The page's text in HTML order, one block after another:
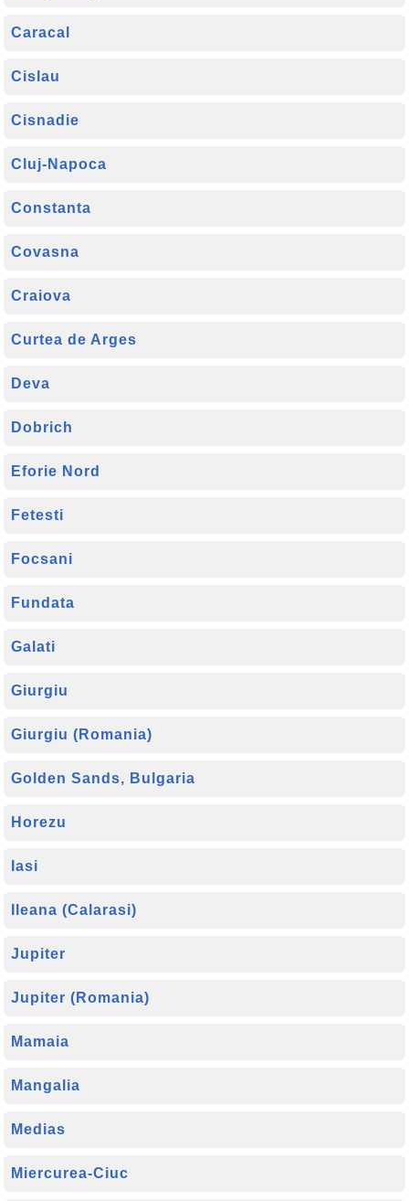
Caracal
Cislau
Cisnadie
Cluj-Napoca
Constanta
Covasna
Craiova
Curtea de Arges
Deva
Dobrich
Eforie Nord
Fetesti
Focsani
Fundata
Galati
Giurgiu
Giurgiu (Romania)
Golden Sands, Bulgaria
Horezu
Iasi
Ileana (Calarasi)
Jupiter
Jupiter (Romania)
Mamaia
Mangalia
Medias
Miercurea-Ciuc